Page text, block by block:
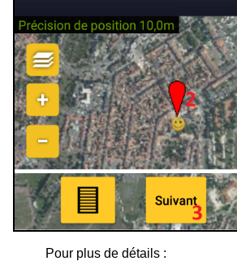
Pour plus de détails :